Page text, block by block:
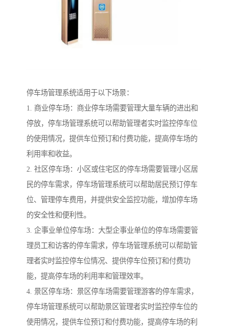
停车场管理系统适用于以下场景：
1. 商业停车场：商业停车场需要管理大量车辆的进出和
停放，停车场管理系统可以帮助管理者实时监控停车位
的使用情况，提供车位预订和付费功能，提高停车场的
利用率和收益。
2. 社区停车场：小区或住宅区的停车场需要管理小区居
民的停车需求，停车场管理系统可以帮助居民预订停车
位、管理停车费用，并提供安全监控功能，增加停车场
的安全性和便利性。
3. 企事业单位停车场：大型企事业单位的停车场需要管
理员工和访客的停车需求，停车场管理系统可以帮助管
理者实时监控停车位情况、提供停车位预订和付费功
能，提高停车场的利用率和管理效率。
4. 景区停车场：景区停车场需要管理游客的停车需求，
停车场管理系统可以帮助景区管理者实时监控停车位的
使用情况，提供车位预订和付费功能，提高停车场的利